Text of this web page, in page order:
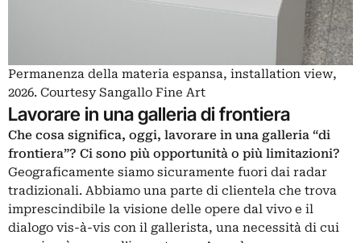
Permanenza della materia espansa, installation view,
2026. Courtesy Sangallo Fine Art
Lavorare in una galleria di frontiera
Che cosa significa, oggi, lavorare in una galleria “di
frontiera”? Ci sono più opportunità o più limitazioni?
Geograficamente siamo sicuramente fuori dai radar
tradizionali. Abbiamo una parte di clientela che trova
imprescindibile la visione delle opere dal vivo e il
dialogo vis-à-vis con il gallerista, una necessità di cui